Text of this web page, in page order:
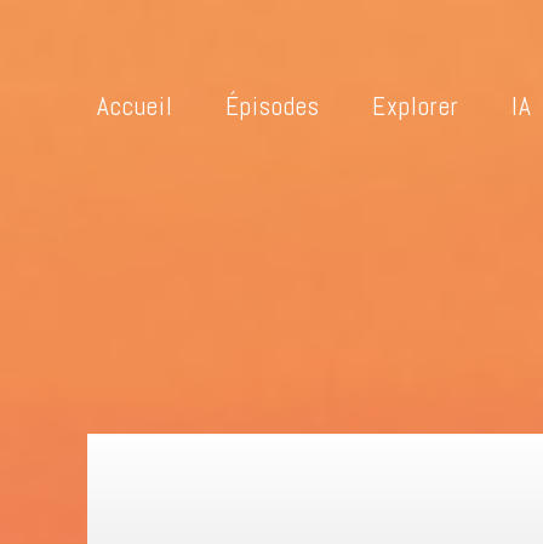
Accueil Épisodes Explorer IA